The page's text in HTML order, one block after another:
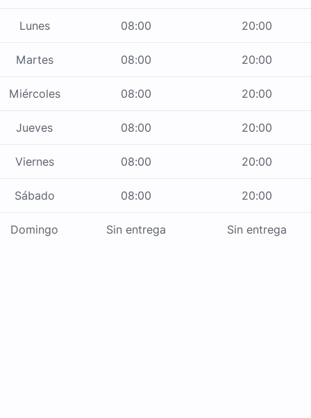
Lunes 08:00 20:00
Martes 08:00 20:00
Miércoles 08:00 20:00
Jueves 08:00 20:00
Viernes 08:00 20:00
Sábado 08:00 20:00
Domingo Sin entrega Sin entrega